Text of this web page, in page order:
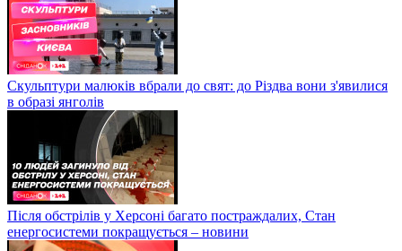
Скульптури малюків вбрали до свят: до Різдва вони з'явилися
в образі янголів
Після обстрілів у Херсоні багато постраждалих, Стан
енергосистеми покращується – новини